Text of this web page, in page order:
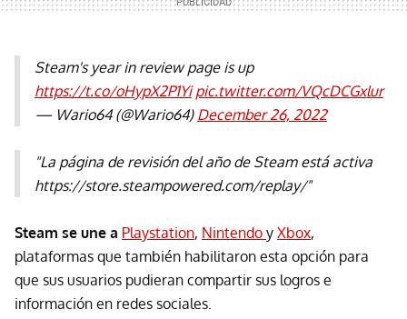
Steam's year in review page is up
https://t.co/oHypX2P1Yi pic.twitter.com/VQcDCGxlur
— Wario64 (@Wario64) December 26, 2022
"La página de revisión del año de Steam está activa
https://store.steampowered.com/replay/"
Steam se une a Playstation, Nintendo y Xbox,
plataformas que también habilitaron esta opción para
que sus usuarios pudieran compartir sus logros e
información en redes sociales.